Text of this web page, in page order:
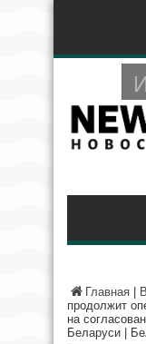
Главная
продолжит
на
Беларуси |